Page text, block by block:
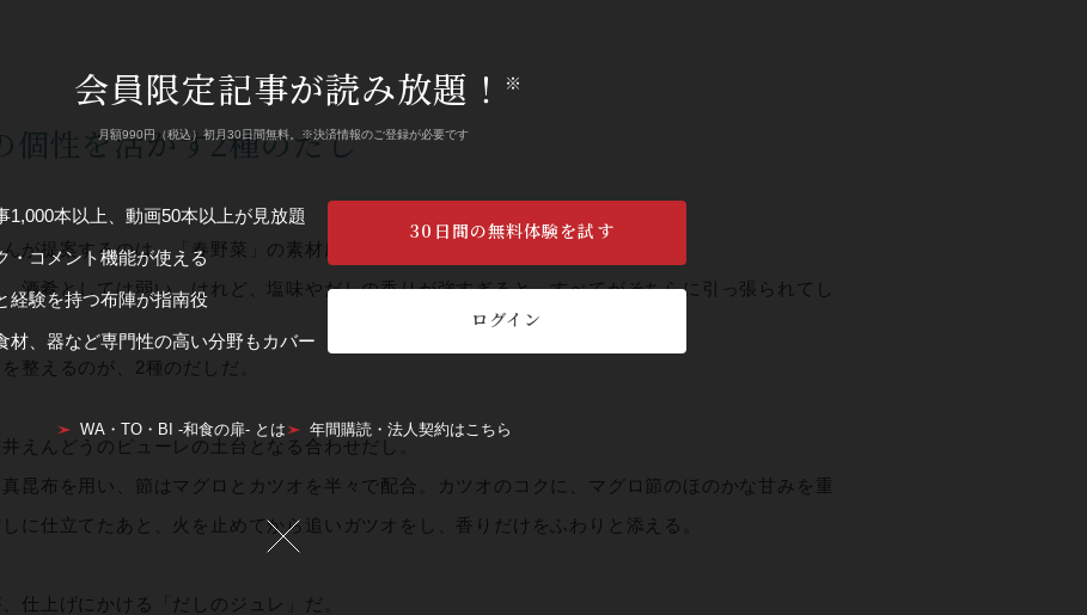
個性を活かす2種のだし
が提案するのは、「春野菜」の素材感を活かした酒肴だ。
酒肴としては弱い。けれど、塩味やだしの香りが強すぎると、すべてがそちらに引っ張られてし
整えるのが、2種のだしだ。
えんどうのピューレの土台となる合わせだし。
昆布を用い、節はマグロとカツオを半々で配合。カツオのコクに、マグロ節のほのかな甘みを重
に仕立てたあと、火を止めてから追いガツオをし、香りだけをふわりと添える。
仕上げにかける「だしのジュレ」だ。
会員限定記事が読み放題！ ※
月額990円（税込）初月30日間無料。※決済情報のご登録が必要です
1,000本以上、動画50本以上が見放題
・コメント機能が使える
経験を持つ布陣が指南役
材、器など専門性の高い分野もカバー
30日間の無料体験を試す
ログイン
WA・TO・BI -和食の扉- とは 年間購読・法人契約はこちら